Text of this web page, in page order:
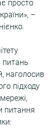
просто
–
питань
наголосив
підходу
питання